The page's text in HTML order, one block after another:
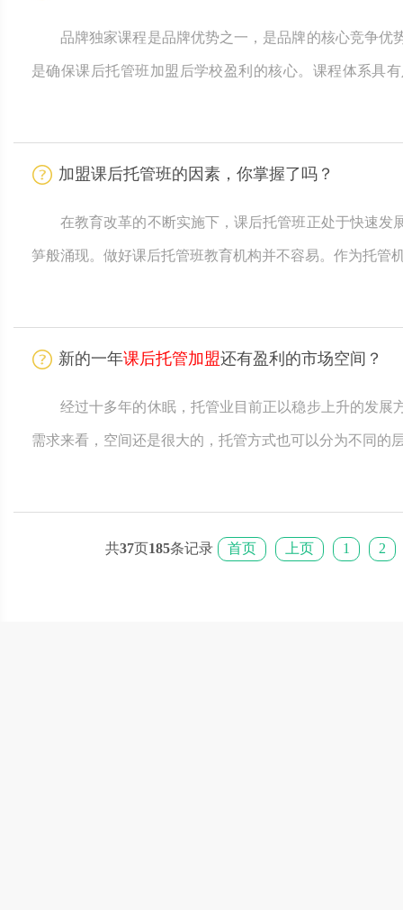
品牌独家课程是品牌优势之一，是品牌的核心竞争
是确保课后托管班加盟后学校盈利的核心。课程体系具
加盟课后托管班的因素，你掌握了吗？
在教育改革的不断实施下，课后托管班正处于快速发
笋般涌现。做好课后托管班教育机构并不容易。作为托管机构
教育的初衷 就课后托
新的一年课后托管加盟还有盈利的市场空间？
经过十多年的休眠，托管业目前正以稳步上升的发展
需求来看，空间还是很大的，托管方式也可以分为不同的层次。 托管市场现状：托管机构
共37页 185条记录 首页 上页 1 2